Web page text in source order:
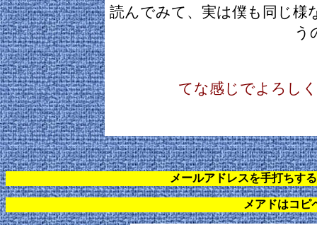
読んでみて、実は僕も同じ
う
てな感じでよろし
メールアドレスを手打ちす
メアドはコピ